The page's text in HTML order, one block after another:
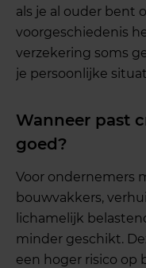
als je al ouder bent
voorgeschiedenis
verzekering soms
je persoonlijke
Wanneer past
goed?
Voor ondernemers
bouwvakkers,
lichamelijk
minder geschikt.
een hoger risico op